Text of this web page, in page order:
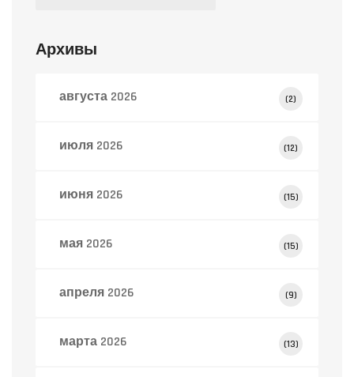
Архивы
августа 2026 (2)
июля 2026 (12)
июня 2026 (15)
мая 2026 (15)
апреля 2026 (9)
марта 2026 (13)